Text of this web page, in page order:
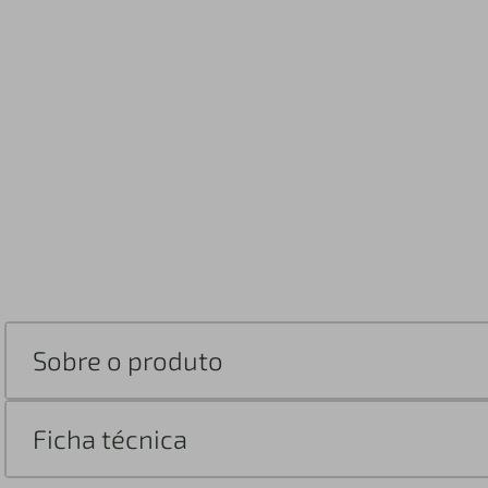
Sobre o produto
Ficha técnica